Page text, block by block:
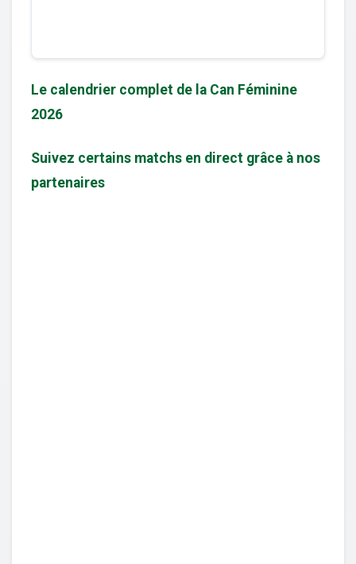
Le calendrier complet de la Can Féminine
2026
Suivez certains matchs en direct grâce à nos
partenaires